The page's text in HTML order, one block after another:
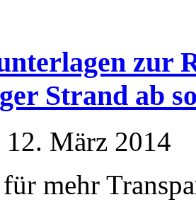
zur
Strand ab
März 2014
mehr